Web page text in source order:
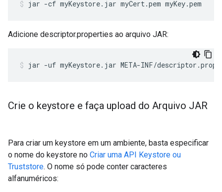
Adicione descriptor.properties ao arquivo JAR:
Crie o keystore e faça upload do Arquivo JAR
Para criar um keystore em um ambiente, basta especificar
o nome do keystore no Criar uma API Keystore ou
Truststore. O nome só pode conter caracteres
alfanuméricos: